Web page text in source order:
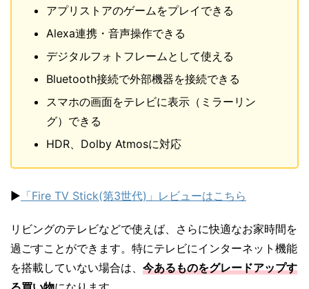
アプリストアのゲームをプレイできる
Alexa連携・音声操作できる
デジタルフォトフレームとして使える
Bluetooth接続で外部機器を接続できる
スマホの画面をテレビに表示（ミラーリン
グ）できる
HDR、Dolby Atmosに対応
▶ 「Fire TV Stick(第3世代)」レビューはこちら
リビングのテレビなどで使えば、さらに快適なお家時間を
過ごすことができます。特にテレビにインターネット機能
を搭載していない場合は、 今あるものをグレードアップす